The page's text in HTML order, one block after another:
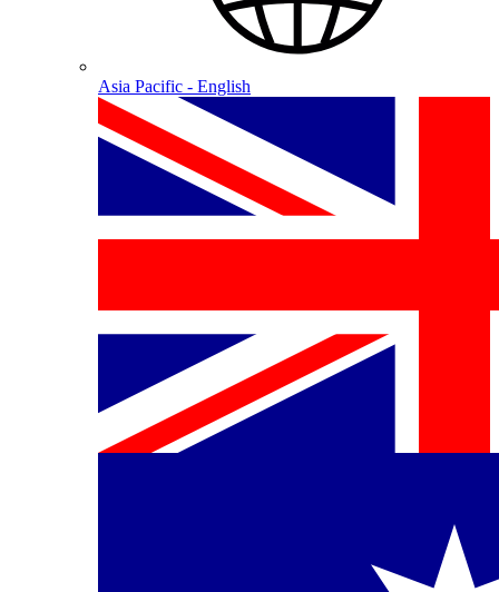
Asia Pacific - English